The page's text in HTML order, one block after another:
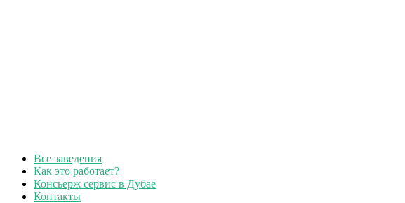
Все заведения
Как это работает?
Консьерж сервис в Дубае
Контакты